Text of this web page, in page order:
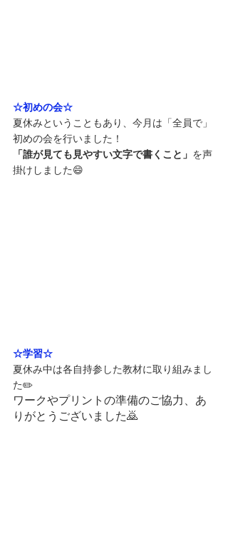
☆初めの会☆
夏休みということもあり、今月は「全員で」
初めの会を行いました！
「誰が見ても見やすい文字で書くこと」 を声
掛けしました😄
☆学習☆
夏休み中は各自持参した教材に取り組みまし
た✏️
ワークやプリントの準備のご協力、あ
りがとうございました🙇